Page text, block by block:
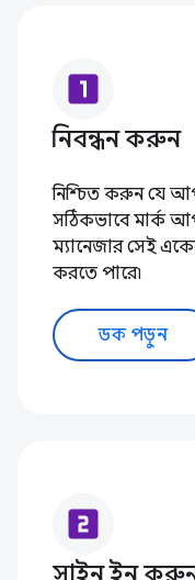
looks_one
নিবন্ধন করুন
নিশ্চিত করুন যে
সঠিকভাবে মার্ক
ম্যানেজার সেই
করতে পারে৷
ডক পড়ুন
looks_two
সাইন ইন